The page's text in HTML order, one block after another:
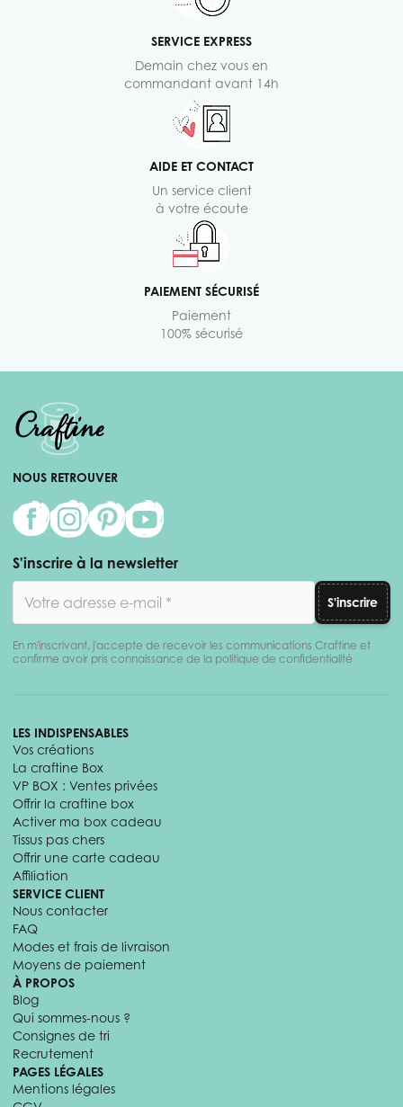
SERVICE EXPRESS
Demain chez vous en
commandant avant 14h
AIDE ET CONTACT
Un service client
à votre écoute
PAIEMENT SÉCURISÉ
Paiement
100% sécurisé
NOUS RETROUVER
S'inscrire à la newsletter
S'inscrire
En m'inscrivant, j'accepte de recevoir les communications Craftine et
confirme avoir pris connaissance de la politique de confidentialité
LES INDISPENSABLES
Vos créations
La craftine Box
VP BOX : Ventes privées
Offrir la craftine box
Activer ma box cadeau
Tissus pas chers
Offrir une carte cadeau
Affiliation
SERVICE CLIENT
Nous contacter
FAQ
Modes et frais de livraison
Moyens de paiement
À PROPOS
Blog
Qui sommes-nous ?
Consignes de tri
Recrutement
PAGES LÉGALES
Mentions légales